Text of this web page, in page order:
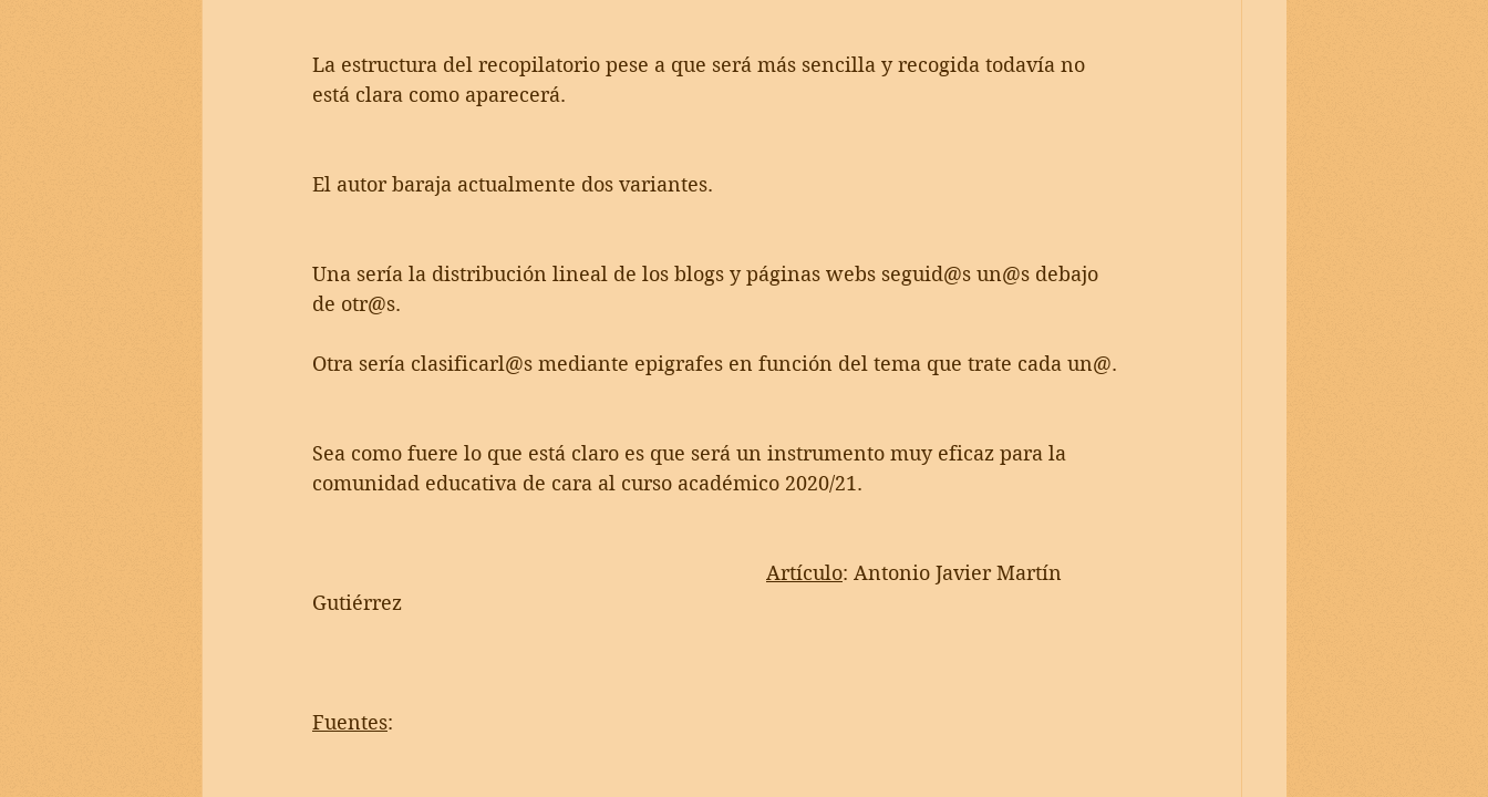
La estructura del recopilatorio pese a que será más sencilla y recogida todavía no
está clara como aparecerá.
El autor baraja actualmente dos variantes.
Una sería la distribución lineal de los blogs y páginas webs seguid@s un@s debajo
de otr@s.
Otra sería clasificarl@s mediante epigrafes en función del tema que trate cada un@.
Sea como fuere lo que está claro es que será un instrumento muy eficaz para la
comunidad educativa de cara al curso académico 2020/21.
Artículo: Antonio Javier Martín
Gutiérrez
Fuentes: